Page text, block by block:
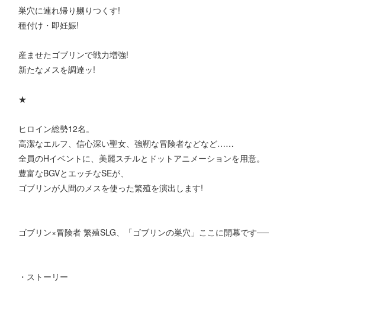
巣穴に連れ帰り嬲りつくす!
種付け・即妊娠!
産ませたゴブリンで戦力増強!
新たなメスを調達ッ!
★
ヒロイン総勢12名。
高潔なエルフ、信心深い聖女、強靭な冒険者などなど……
全員のHイベントに、美麗スチルとドットアニメーションを用意。
豊富なBGVとエッチなSEが、
ゴブリンが人間のメスを使った繁殖を演出します!
ゴブリン×冒険者 繁殖SLG、「ゴブリンの巣穴」ここに開幕です──
・ストーリー